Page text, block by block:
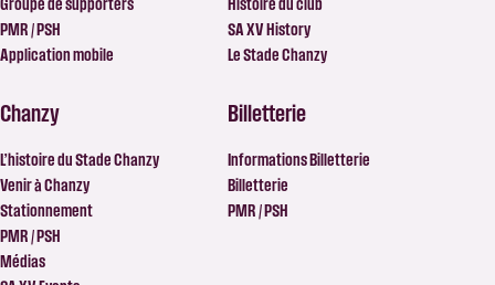
Groupe de supporters
PMR / PSH
Application mobile
Histoire du club
SA XV History
Le Stade Chanzy
Chanzy
L’histoire du Stade Chanzy
Venir à Chanzy
Stationnement
PMR / PSH
Médias
Billetterie
Informations Billetterie
Billetterie
PMR / PSH